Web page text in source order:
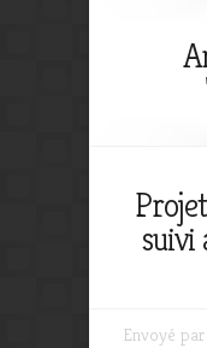
suivi
Envoyé